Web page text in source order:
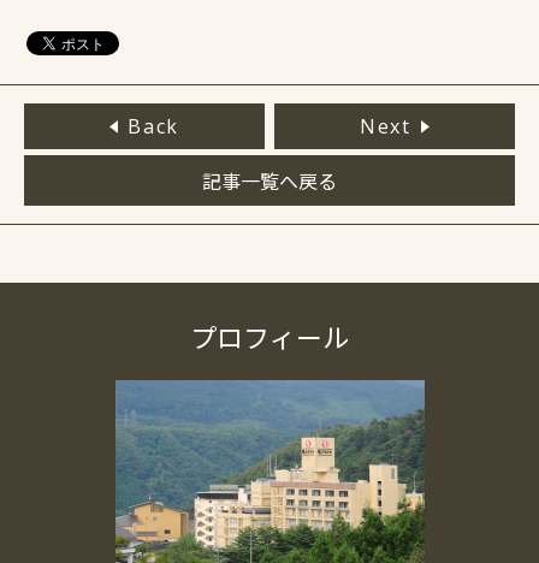
Back Next
記事一覧へ戻る
プロフィール